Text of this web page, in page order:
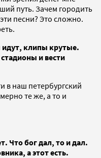
путь. Зачем городить
песни? Это сложно.
клипы крутые.
и вести
в наш петербургский
те же, а то и
Что бог дал, то и дал.
а этот есть.